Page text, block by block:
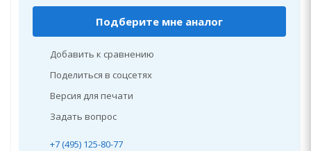
Подберите мне аналог
Добавить к сравнению
Поделиться в соцсетях
Версия для печати
Задать вопрос
+7 (495) 125-80-77